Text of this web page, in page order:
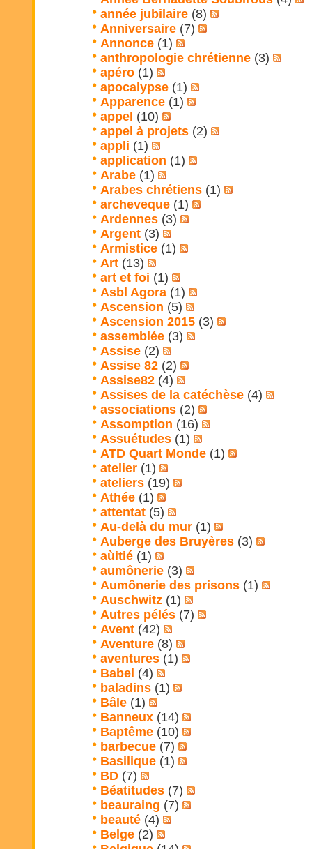
année jubilaire (8)
Anniversaire (7)
Annonce (1)
anthropologie chrétienne (3)
apéro (1)
apocalypse (1)
Apparence (1)
appel (10)
appel à projets (2)
appli (1)
application (1)
Arabe (1)
Arabes chrétiens (1)
archeveque (1)
Ardennes (3)
Argent (3)
Armistice (1)
Art (13)
art et foi (1)
Asbl Agora (1)
Ascension (5)
Ascension 2015 (3)
assemblée (3)
Assise (2)
Assise 82 (2)
Assise82 (4)
Assises de la catéchèse (4)
associations (2)
Assomption (16)
Assuétudes (1)
ATD Quart Monde (1)
atelier (1)
ateliers (19)
Athée (1)
attentat (5)
Au-delà du mur (1)
Auberge des Bruyères (3)
aùitié (1)
aumônerie (3)
Aumônerie des prisons (1)
Auschwitz (1)
Autres pélés (7)
Avent (42)
Aventure (8)
aventures (1)
Babel (4)
baladins (1)
Bâle (1)
Banneux (14)
Baptême (10)
barbecue (7)
Basilique (1)
BD (7)
Béatitudes (7)
beauraing (7)
beauté (4)
Belge (2)